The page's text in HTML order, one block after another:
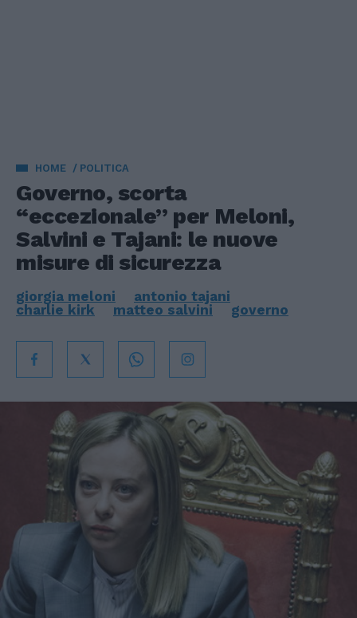
HOME POLITICA
Governo, scorta
“eccezionale” per Meloni,
Salvini e Tajani: le nuove
misure di sicurezza
giorgia meloni
antonio tajani
charlie kirk
matteo salvini governo